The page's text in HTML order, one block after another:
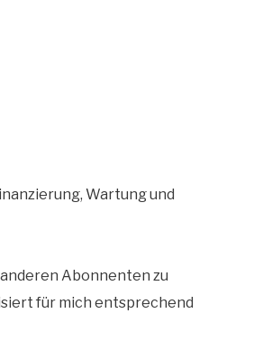
Wartung und
Abonnenten zu
für mich entsprechend